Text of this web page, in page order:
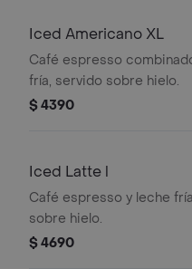
Iced Americano XL
Café espresso
fría, servido sobre hielo.
$ 4390
Iced Latte l
Café espresso y leche
sobre hielo.
$ 4690